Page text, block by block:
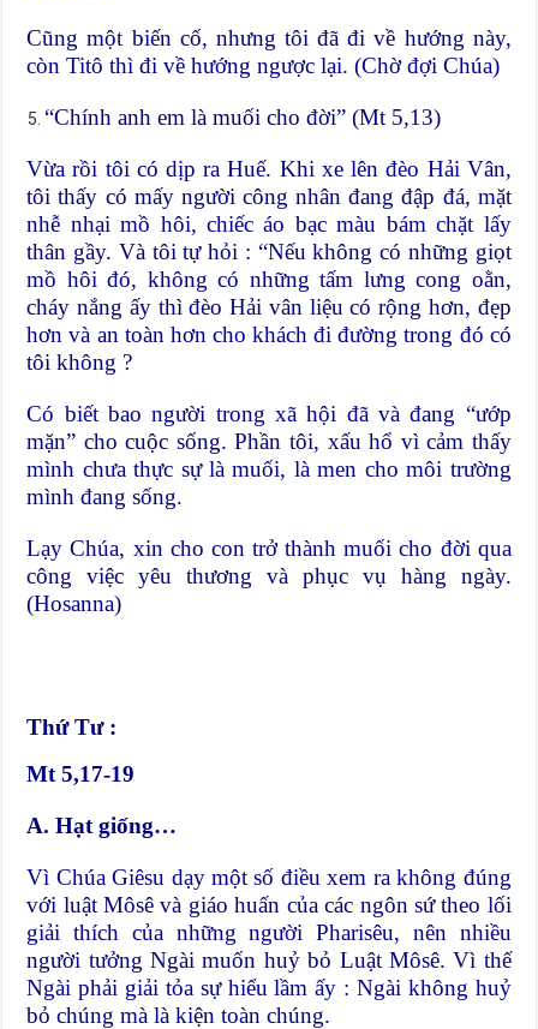
Cũng một biến cố, nhưng tôi đã đi về hướng này,
còn Titô thì đi về hướng ngược lại. (Chờ đợi Chúa)
“Chính anh em là muối cho đời” (Mt 5,13)
Vừa rồi tôi có dịp ra Huế. Khi xe lên đèo Hải Vân,
tôi thấy có mấy người công nhân đang đập đá, mặt
nhễ nhại mồ hôi, chiếc áo bạc màu bám chặt lấy
thân gầy. Và tôi tự hỏi : “Nếu không có những giọt
mồ hôi đó, không có những tấm lưng cong oằn,
cháy nắng ấy thì đèo Hải vân liệu có rộng hơn, đẹp
hơn và an toàn hơn cho khách đi đường trong đó có
tôi không ?
Có biết bao người trong xã hội đã và đang “ướp
mặn” cho cuộc sống. Phần tôi, xấu hổ vì cảm thấy
mình chưa thực sự là muối, là men cho môi trường
mình đang sống.
Lạy Chúa, xin cho con trở thành muối cho đời qua
công việc yêu thương và phục vụ hàng ngày.
(Hosanna)
Thứ Tư :
Mt 5,17-19
A. Hạt giống…
Vì Chúa Giêsu dạy một số điều xem ra không đúng
với luật Môsê và giáo huấn của các ngôn sứ theo lối
giải thích của những người Pharisêu, nên nhiều
người tưởng Ngài muốn huỷ bỏ Luật Môsê. Vì thế
Ngài phải giải tỏa sự hiểu lầm ấy : Ngài không huỷ
bỏ chúng mà là kiện toàn chúng.